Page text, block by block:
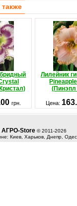
Лилейник
грн. Цена:
АГРО-Store © 2011-2026
Киев, Харьков, Днепр,